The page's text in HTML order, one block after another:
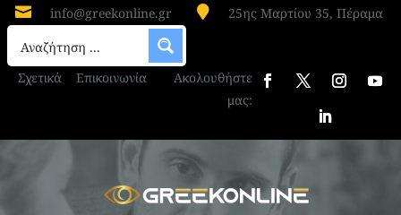
 info@greekonline.gr  25ης Μαρτίου 35, Πέραμα
Σχετικά Επικοινωνία
Ακολουθήστε
μας:
ΚΕΝΤΡΟ ΤΕΧΝΙΚΟΥ ΕΛΕΓΧΟΥ ΟΧΗΜΑΤΩΝ
ΕΔΕΣΣΑ “ΙΚΤΕΟ ΕΔΕΣΣΑΣ ΑΠΟΣΤΟΛΟΥ”
Το Ιδιωτικό Κέντρο Τεχνικού Ελέγχου
Οχημάτων ΙΚΤΕΟ ΕΔΕΣΣΑΣ ΑΠΟΣΤΟΛΟΥ
λειτουργεί στην περιοχή Ριζάρι, στο 4ο χλμ της
Εθνικής Οδού Έδεσσας – Θεσσαλονίκης,
παρέχοντας ολοκληρωμένες υπηρεσίες τεχνικού
ελέγχου για αυτοκίνητα και δίκυκλα. Οι